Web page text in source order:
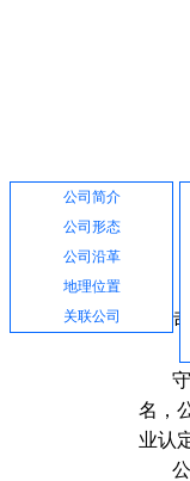
公司简介
公司形态
公司沿革
地理位置
关联公司
公
守
名，
业认
公